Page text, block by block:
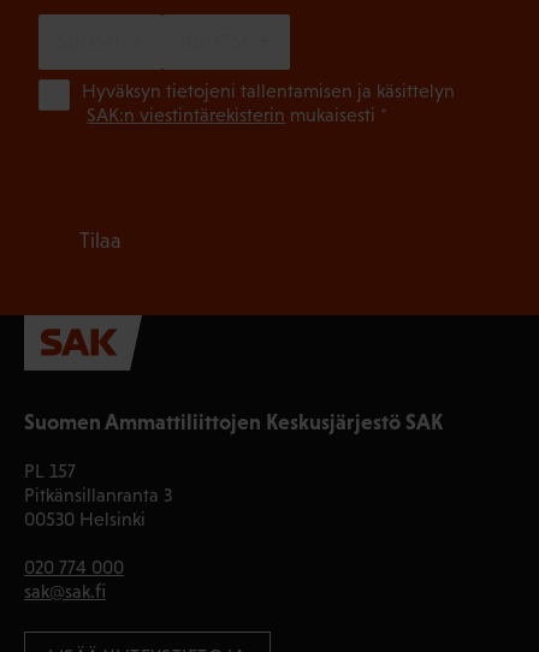
Suomen Ammattiliittojen Keskusjärjestö SAK
PL 157
Pitkänsillanranta 3
00530 Helsinki
020 774 000
sak@sak.fi
Hyväksyn tietojeni tallentamisen ja käsittelyn
SAK:n viestintärekisterin mukaisesti *
Tilaa